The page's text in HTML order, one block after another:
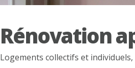
Rénovation
Logements collectifs et individuels,